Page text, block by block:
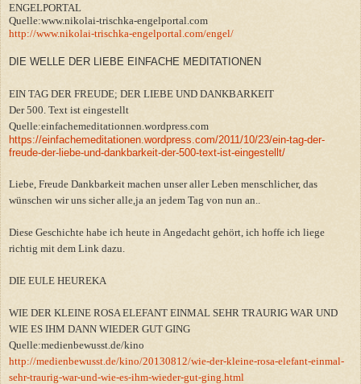
ENGELPORTAL
Quelle:www.nikolai-trischka-engelportal.com
http://www.nikolai-trischka-engelportal.com/engel/
DIE WELLE DER LIEBE EINFACHE MEDITATIONEN
EIN TAG DER FREUDE; DER LIEBE UND DANKBARKEIT
Der 500. Text ist eingestellt
Quelle:einfachemeditationnen.wordpress.com
https://einfachemeditationen.wordpress.com/2011/10/23/ein-tag-der-
freude-der-liebe-und-dankbarkeit-der-500-text-ist-eingestellt/
Liebe, Freude Dankbarkeit machen unser aller Leben menschlicher, das
wünschen wir uns sicher alle,ja an jedem Tag von nun an..
Diese Geschichte habe ich heute in Angedacht gehört, ich hoffe ich liege
richtig mit dem Link dazu.
DIE EULE HEUREKA
WIE DER KLEINE ROSA ELEFANT EINMAL SEHR TRAURIG WAR UND
WIE ES IHM DANN WIEDER GUT GING
Quelle:medienbewusst.de/kino
http://medienbewusst.de/kino/20130812/wie-der-kleine-rosa-elefant-einmal-
sehr-traurig-war-und-wie-es-ihm-wieder-gut-ging.html